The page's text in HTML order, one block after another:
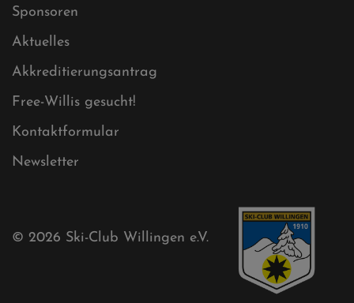
Cookies
Ski-Club
Mühlenkopfschanze
Sponsoren
Aktuelles
Akkreditierungsantrag